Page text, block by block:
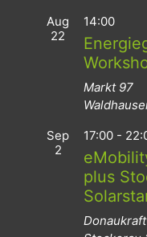
Aug
22
14:00
Markt 97
Sep
2
17:00 -
plus